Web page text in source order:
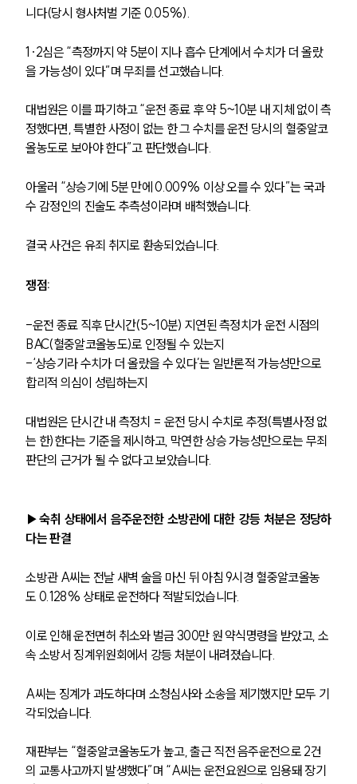
팀소개
오시는 길
글로벌 파트너 로펌
고객의 소리
통합검색
업무사례
사례분석/최신동향
법률정보
고객후기
니다(당시 형사처벌 기준 0.05%).
1·2심은 “측정까지 약 5분이 지나 흡수 단계에서 수치가 더 올랐
을 가능성이 있다”며 무죄를 선고했습니다.
대법원은 이를 파기하고 “운전 종료 후 약 5~10분 내 지체 없이 측
정했다면, 특별한 사정이 없는 한 그 수치를 운전 당시의 혈중알코
올농도로 보아야 한다”고 판단했습니다.
아울러 “상승기에 5분 만에 0.009% 이상 오를 수 있다”는 국과
수 감정인의 진술도 추측성이라며 배척했습니다.
결국 사건은 유죄 취지로 환송되었습니다.
쟁점:
-운전 종료 직후 단시간(5~10분) 지연된 측정치가 운전 시점의
BAC(혈중알코올농도)로 인정될 수 있는지
-‘상승기라 수치가 더 올랐을 수 있다’는 일반론적 가능성만으로
합리적 의심이 성립하는지
대법원은 단시간 내 측정치 = 운전 당시 수치로 추정(특별사정 없
는 한)한다는 기준을 제시하고, 막연한 상승 가능성만으로는 무죄
판단의 근거가 될 수 없다고 보았습니다.
▶숙취 상태에서 음주운전한 소방관에 대한 강등 처분은 정당하
다는 판결
소방관 A씨는 전날 새벽 술을 마신 뒤 아침 9시경 혈중알코올농
도 0.128% 상태로 운전하다 적발되었습니다.
이로 인해 운전면허 취소와 벌금 300만 원 약식명령을 받았고, 소
속 소방서 징계위원회에서 강등 처분이 내려졌습니다.
A씨는 징계가 과도하다며 소청심사와 소송을 제기했지만 모두 기
각되었습니다.
재판부는 “혈중알코올농도가 높고, 출근 직전 음주운전으로 2건
의 교통사고까지 발생했다”며 “A씨는 운전요원으로 임용돼 장기